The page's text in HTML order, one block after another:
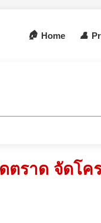
🏠 Home 👤
ตราด จัดโค